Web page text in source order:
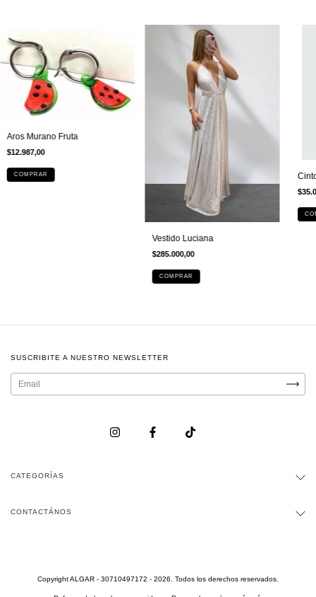
Aros Murano Fruta
$12.987,00
COMPRAR
Vestido Luciana
$285.000,00
COMPRAR
SUSCRIBITE A NUESTRO NEWSLETTER
CATEGORÍAS
CONTACTÁNOS
Copyright ALGAR - 30710497172 - 2026. Todos los derechos reservados.